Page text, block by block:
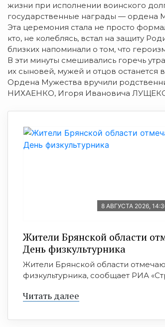
жизни при исполнении воинского
государственные награды — ордена
Эта церемония стала не просто
кто, не колеблясь, встал на защиту
близких напоминали о том, что
В эти минуты смешивались горечь
их сыновей, мужей и отцов останется
Ордена Мужества вручили
НИХАЕНКО, Игоря Ивановича
8 АВГУСТА 2026,
Жители Брянской области
День физкультурника
Жители Брянской области
физкультурника, сообщает РИА
Читать далее